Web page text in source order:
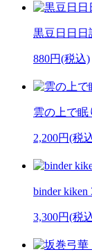
黒豆日日日
880円(税込)
雲の上で眠
2,200円(税
binder kiken
3,300円(税